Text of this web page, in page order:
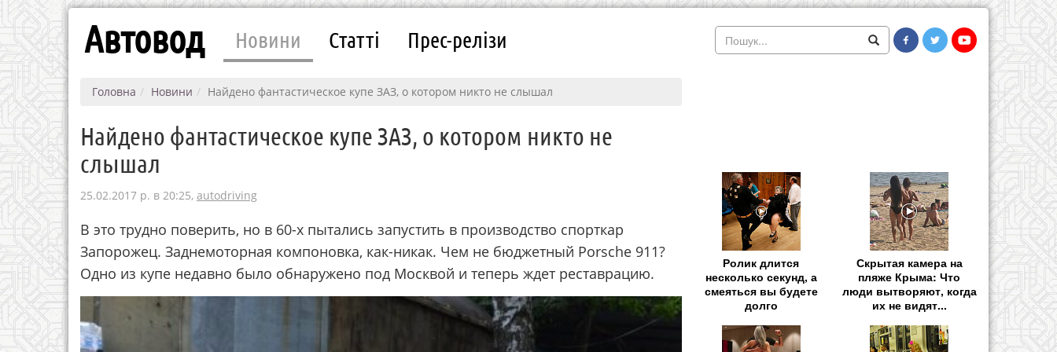
Автовод Новини Статті Прес-релізи
Головна Новини Найдено фантастическое купе ЗАЗ, о котором никто не слышал
Найдено фантастическое купе ЗАЗ, о котором никто не
слышал
25.02.2017 р. в 20:25, autodriving
В это трудно поверить, но в 60-х пытались запустить в производство спорткар
Запорожец. Заднемоторная компоновка, как-никак. Чем не бюджетный Porsche 911?
Одно из купе недавно было обнаружено под Москвой и теперь ждет реставрацию.
Ролик длится
несколько секунд, а
смеяться вы будете
долго
Скрытая камера на
пляже Крыма: Что
люди вытворяют, когда
их не видят...